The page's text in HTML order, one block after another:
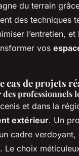
du terrain
des techniques
l’entretien, et
vos
cas de projets
professionnels
et dans la
extérieur. Un
cadre
Le choix